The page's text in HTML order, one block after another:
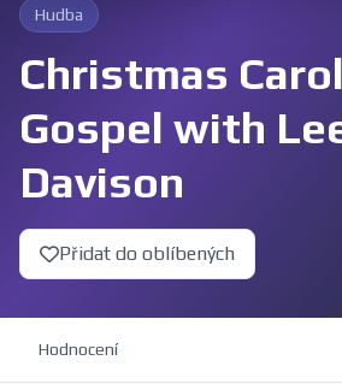
Hudba
Christmas
Gospel with
Davison
Přidat do oblíbených
Hodnocení